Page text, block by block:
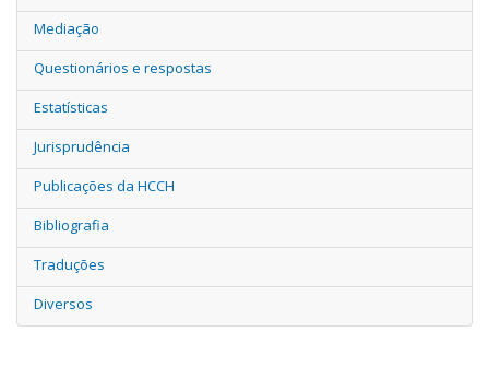
Mediação
Questionários e respostas
Estatísticas
Jurisprudência
Publicações da HCCH
Bibliografia
Traduções
Diversos